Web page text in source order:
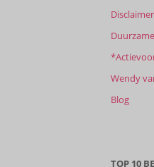
Disclaimer
Wendy
Blog
TOP 10